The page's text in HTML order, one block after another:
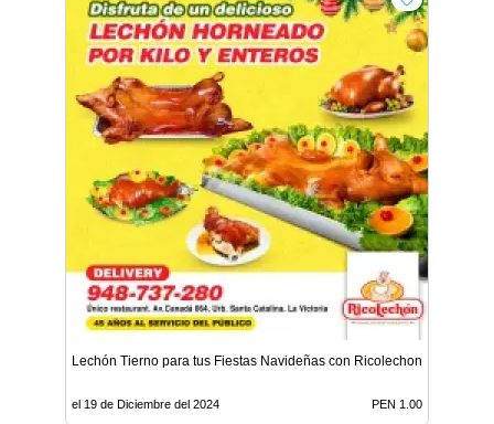
Lechón Tierno para tus Fiestas Navideñas con Ricolechon
el 19 de Diciembre del 2024 PEN 1.00